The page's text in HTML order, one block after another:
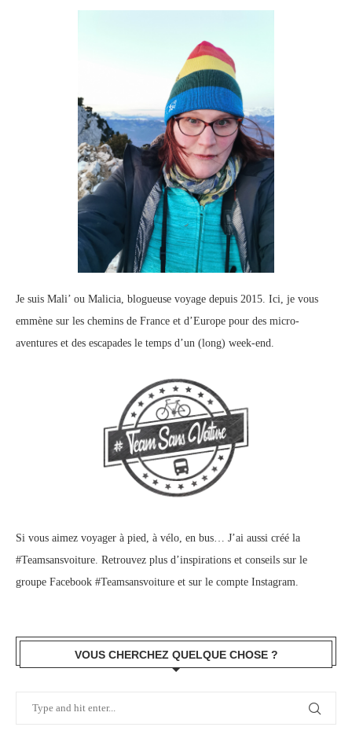
Je suis Mali’ ou Malicia, blogueuse voyage depuis 2015. Ici, je vous
emmène sur les chemins de France et d’Europe pour des micro-
aventures et des escapades le temps d’un (long) week-end.
Si vous aimez voyager à pied, à vélo, en bus… J’ai aussi créé la
#Teamsansvoiture. Retrouvez plus d’inspirations et conseils sur le
groupe Facebook #Teamsansvoiture et sur le compte Instagram
VOUS CHERCHEZ QUELQUE CHOSE ?